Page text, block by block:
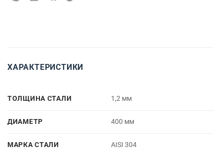
ХАРАКТЕРИСТИКИ
ТОЛЩИНА СТАЛИ 1,2 мм
ДИАМЕТР 400 мм
МАРКА СТАЛИ AISI 304